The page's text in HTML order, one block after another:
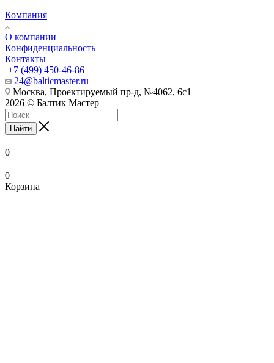
Компания
О компании
Конфиденциальность
Контакты
+7 (499) 450-46-86
24@balticmaster.ru
Москва, Проектируемый пр-д, №4062, 6с1
2026 © Балтик Мастер
Найти
0
0
Корзина